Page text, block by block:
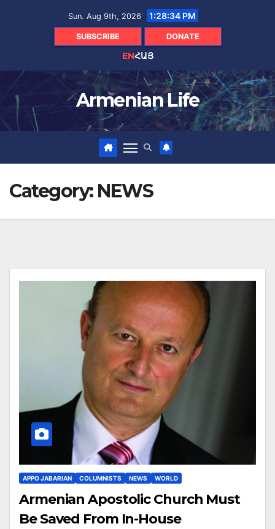
Sun. Aug 9th, 2026 1:28:35 PM
SUBSCRIBE DONATE
ENՀԱՅ
Armenian Life
Category: NEWS
APPO JABARIAN COLUMNISTS NEWS WORLD
Armenian Apostolic Church Must
Be Saved From In-House